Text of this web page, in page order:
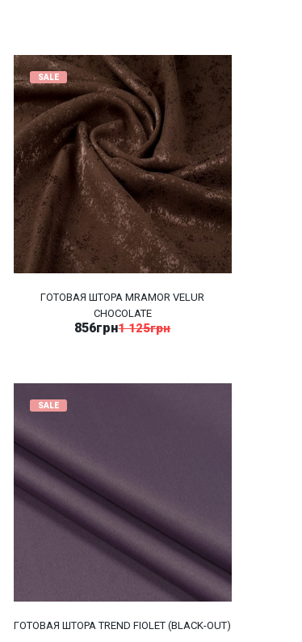
SALE
ГОТОВАЯ ШТОРА MRAMOR VELUR
CHOCOLATE
856грн1 125грн
SALE
ГОТОВАЯ ШТОРА TREND FIOLET (BLACK-OUT)